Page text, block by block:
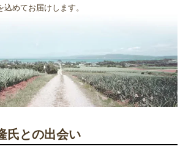
ってめでたく20周年。2022年、ドバイに出展。
めてお届けします。
氏との出会い